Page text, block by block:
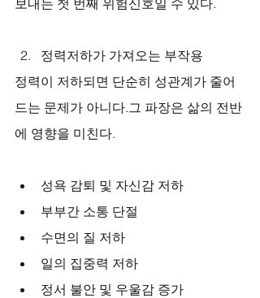
정력저하가 가져오는 부작용
정력이 저하되면 단순히 성관계가 줄어
드는 문제가 아니다.그 파장은 삶의 전반
에 영향을 미친다.
성욕 감퇴 및 자신감 저하
부부간 소통 단절
수면의 질 저하
일의 집중력 저하
정서 불안 및 우울감 증가